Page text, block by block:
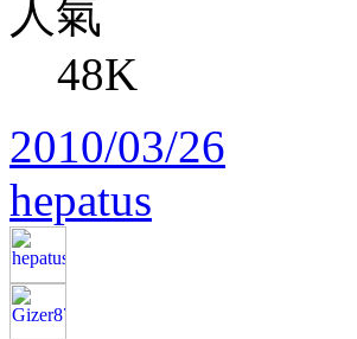
人氣
48K
2010/03/26
hepatus